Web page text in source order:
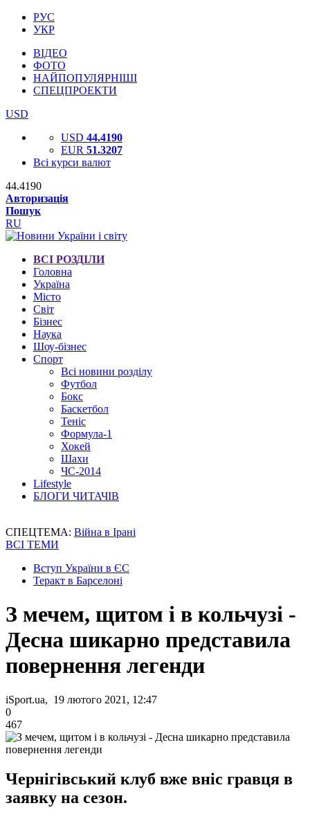
РУС
УКР
ВІДЕО
ФОТО
НАЙПОПУЛЯРНІШІ
СПЕЦПРОЕКТИ
USD
USD 44.4190
EUR 51.3207
Всі курси валют
44.4190
Авторизація
Пошук
RU
ВСІ РОЗДІЛИ
Головна
Україна
Місто
Світ
Бізнес
Наука
Шоу-бізнес
Спорт
Всі новини розділу
Футбол
Бокс
Баскетбол
Теніс
Формула-1
Хокей
Шахи
ЧС-2014
Lifestyle
БЛОГИ ЧИТАЧІВ
СПЕЦТЕМА: Війна в Ірані
ВСІ ТЕМИ
Вступ України в ЄС
Теракт в Барселоні
З мечем, щитом і в кольчузі -
Десна шикарно представила
повернення легенди
iSport.ua, 19 лютого 2021, 12:47
0
467
Чернігівський клуб вже вніс гравця в
заявку на сезон.